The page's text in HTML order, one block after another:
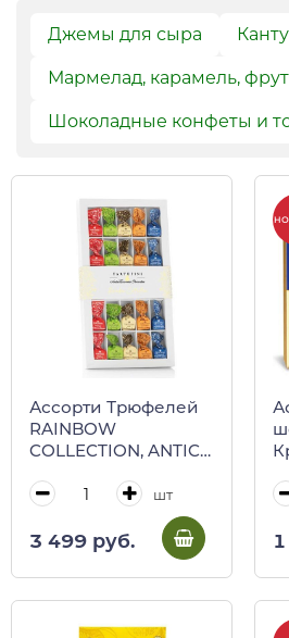
Джемы для сыра
Мармелад, карамель,
Шоколадные конфеты и
Ассорти Трюфелей
RAINBOW
COLLECTION, ANTICA
PIEMONTESE, 175 г
шт
3 499 руб.